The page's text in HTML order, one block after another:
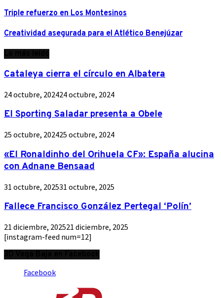
Triple refuerzo en Los Montesinos
Creatividad asegurada para el Atlético Benejúzar
Cataleya cierra el círculo en Albatera
24 octubre, 202424 octubre, 2024
El Sporting Saladar presenta a Obele
25 octubre, 202425 octubre, 2024
«El Ronaldinho del Orihuela CF»: España alucina
con Adnane Bensaad
31 octubre, 202531 octubre, 2025
Fallece Francisco González Pertegal ‘Polín’
21 diciembre, 202521 diciembre, 2025
[instagram-feed num=12]
Facebook